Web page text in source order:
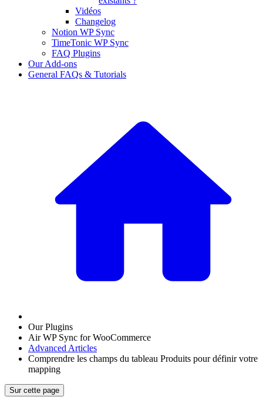
Vidéos
Changelog
Notion WP Sync
TimeTonic WP Sync
FAQ Plugins
Our Add-ons
General FAQs & Tutorials
Our Plugins
Air WP Sync for WooCommerce
Advanced Articles
Comprendre les champs du tableau Produits pour définir votre
mapping
Sur cette page